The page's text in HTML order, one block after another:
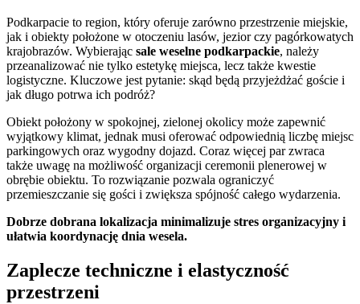
Podkarpacie to region, który oferuje zarówno przestrzenie miejskie,
jak i obiekty położone w otoczeniu lasów, jezior czy pagórkowatych
krajobrazów. Wybierając sale weselne podkarpackie, należy
przeanalizować nie tylko estetykę miejsca, lecz także kwestie
logistyczne. Kluczowe jest pytanie: skąd będą przyjeżdżać goście i
jak długo potrwa ich podróż?
Obiekt położony w spokojnej, zielonej okolicy może zapewnić
wyjątkowy klimat, jednak musi oferować odpowiednią liczbę miejsc
parkingowych oraz wygodny dojazd. Coraz więcej par zwraca
także uwagę na możliwość organizacji ceremonii plenerowej w
obrębie obiektu. To rozwiązanie pozwala ograniczyć
przemieszczanie się gości i zwiększa spójność całego wydarzenia.
Dobrze dobrana lokalizacja minimalizuje stres organizacyjny i
ułatwia koordynację dnia wesela.
Zaplecze techniczne i elastyczność
przestrzeni